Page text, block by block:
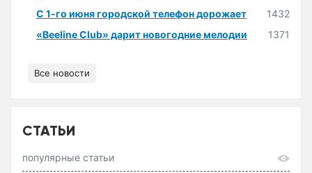
С 1-го июня городской телефон дорожает
1432
«Beeline Club» дарит новогодние мелодии
1371
Все новости
СТАТЬИ
популярные статьи